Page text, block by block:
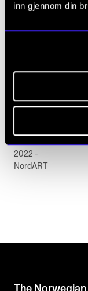
inn gjennom din
Anders
2022 -
NordART
The